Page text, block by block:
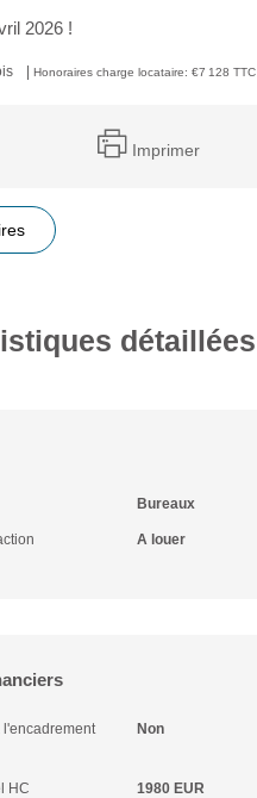
2026 !
Honoraires charge locataire: €7 128 TTC
Imprimer
détaillées
Bureaux
A louer
l'encadrement
Non
HC 1980 EUR